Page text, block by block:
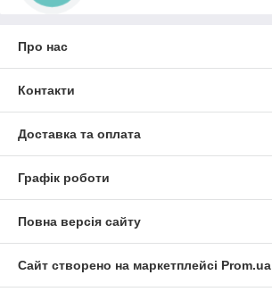
Про нас
Контакти
Доставка та оплата
Графік роботи
Повна версія сайту
Сайт створено на маркетплейсі Prom.ua